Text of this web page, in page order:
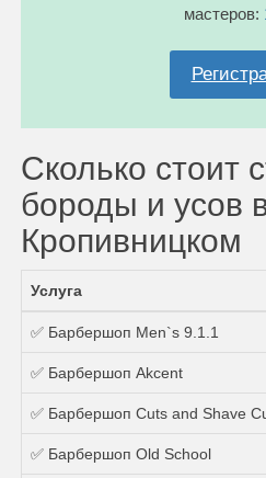
мастеров:
Сколько стоит
бороды и усов
Кропивницком
Услуга
✅ Барбершоп Men`s 9.1.1
✅ Барбершоп Akcent
✅ Барбершоп Сuts and Shave
✅ Барбершоп Old School